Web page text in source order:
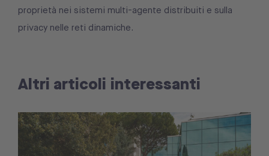
proprietà nei sistemi multi-agente distribuiti e sulla
privacy nelle reti dinamiche.
Altri articoli interessanti